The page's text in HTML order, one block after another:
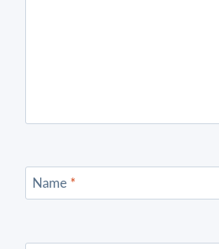
Name *